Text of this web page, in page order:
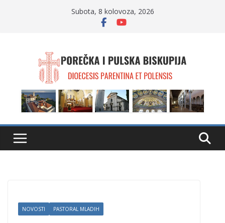
Subota, 8 kolovoza, 2026
NOVOSTI PASTORAL MLADIH